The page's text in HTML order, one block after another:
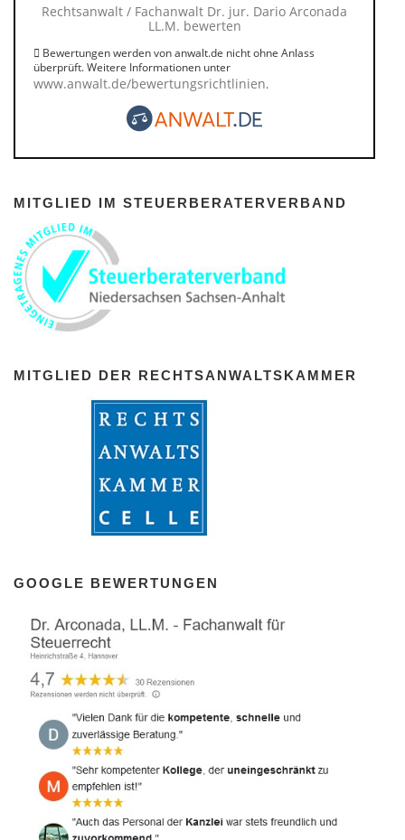
Rechtsanwalt / Fachanwalt Dr. jur. Dario Arconada
LL.M. bewerten
Bewertungen werden von anwalt.de nicht ohne Anlass
überprüft. Weitere Informationen unter
www.anwalt.de/bewertungsrichtlinien.
MITGLIED IM STEUERBERATERVERBAND
MITGLIED DER RECHTSANWALTSKAMMER
GOOGLE BEWERTUNGEN